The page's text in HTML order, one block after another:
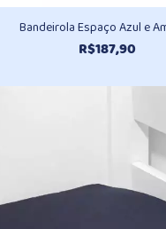
Bandeirola Espaço Azul e
R$187,90